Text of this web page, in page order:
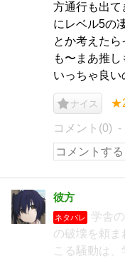
方通行も出て
にレベル5の
とか考えた
も〜まあ推
いっちゃ良い
ナイス
コメント(0)
彼方
ネタバレ
学舎
の破壊を頼ま
こる騒動は